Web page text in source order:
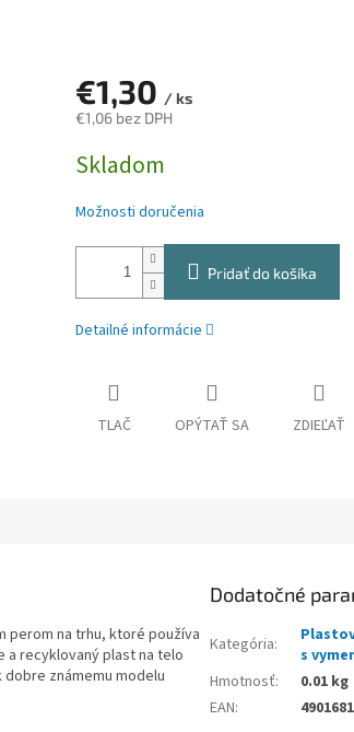
€1,30 / ks
€1,06 bez DPH
cena:
Skladom
Možnosti doručenia
Pridať do košíka
Detailné informácie
TLAČ OPÝTAŤ SA ZDIEĽAŤ
perom na trhu, ktoré používa
a recyklovaný plast na telo
známemu modelu
Dodatočné
Kategória:
s
Hmotnosť:
0.01 kg
EAN: